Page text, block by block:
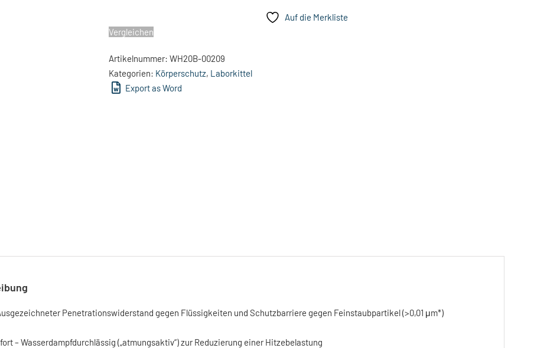
Auf die Merkliste
Vergleichen
Artikelnummer: WH20B-00209
Kategorien: Körperschutz, Laborkittel
Export as Word
Penetrationswiderstand gegen Flüssigkeiten und Schutzbarriere gegen Feinstaubpartikel (>0,01 μm*)
– Wasserdampfdurchlässig („atmungsaktiv“) zur Reduzierung einer Hitzebelastung